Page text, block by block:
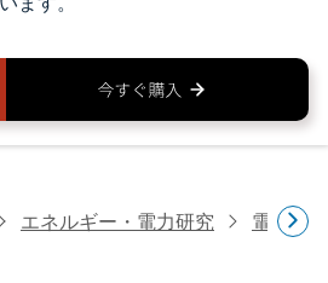
エネルギー・電力研究 電池研究